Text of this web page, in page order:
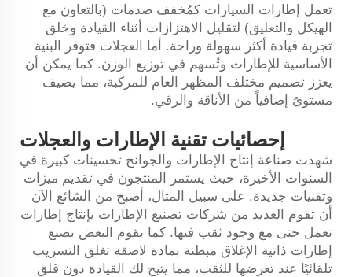
تعمل إطارات السيارات كمُخفف صدمات (بالتعاون مع
الهيكل والتعليق) لتقليل الاهتزازات أثناء القيادة وخلق
تجربة قيادة أكثر سهولة وراحة. أما العجلات فتوفر البنية
الأساسية للإطارات وتُسهم في توزيع الوزن. كما يمكن أن
يعزز تصميم مختلف المظهر العام للمركبة، مما يضيف
مستوىً إضافياً من الأناقة والرقي.
إحصائيات تقنية الإطارات والعجلات
شهدت صناعة إنتاج الإطارات والجوانح تحسينات كبيرة في
السنوات الأخيرة، حيث يستمر المنتجون في تقديم ميزات
وتقنيات جديدة. على سبيل المثال، أصبح من الشائع الآن
أن تقوم العديد من شركات تصنيع الإطارات بإنتاج إطارات
تعمل حتى مع وجود ثقب فيها. كما يقوم البعض بصنع
إطارات ذاتية الإغلاق مبطنة بمادة لاصقة تغلق التسريب
تلقائيًا عند تعرضها للثقب، مما يتيح لك القيادة دون قلق